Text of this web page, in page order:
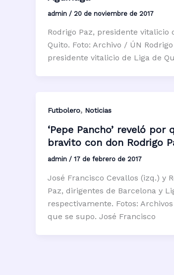
admin / 20 de noviembre de 2017
Rodrigo Paz, presidente vitalicio
Quito. Foto: Archivo / ÚN Rodrigo
presidente vitalicio de Liga de
Futbolero, Noticias
‘Pepe Pancho’ reveló por
bravito con don Rodrigo
admin / 17 de febrero de 2017
José Francisco Cevallos (izq.) y
Paz, dirigentes de Barcelona y
respectivamente. Fotos:
que se supo. José Francisco